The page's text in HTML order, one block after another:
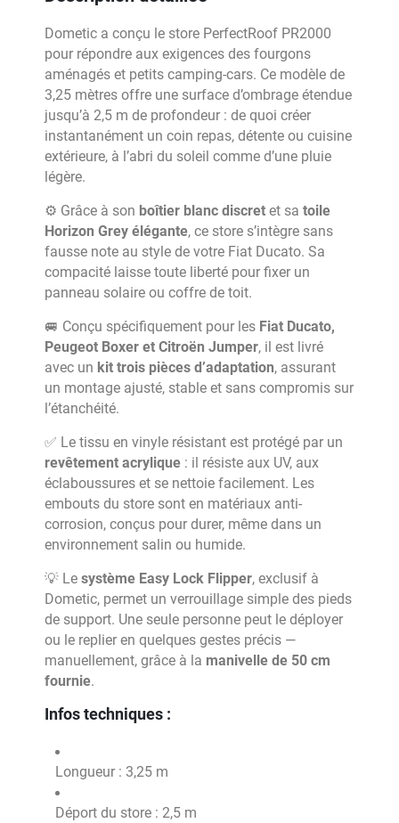
Dometic a conçu le store PerfectRoof PR2000
pour répondre aux exigences des fourgons
aménagés et petits camping-cars. Ce modèle de
3,25 mètres offre une surface d’ombrage étendue
jusqu’à 2,5 m de profondeur : de quoi créer
instantanément un coin repas, détente ou cuisine
extérieure, à l’abri du soleil comme d’une pluie
légère.
⚙️ Grâce à son boîtier blanc discret et sa toile
Horizon Grey élégante, ce store s’intègre sans
fausse note au style de votre Fiat Ducato. Sa
compacité laisse toute liberté pour fixer un
panneau solaire ou coffre de toit.
🚐 Conçu spécifiquement pour les Fiat Ducato,
Peugeot Boxer et Citroën Jumper, il est livré
avec un kit trois pièces d’adaptation, assurant
un montage ajusté, stable et sans compromis sur
l’étanchéité.
✅ Le tissu en vinyle résistant est protégé par un
revêtement acrylique : il résiste aux UV, aux
éclaboussures et se nettoie facilement. Les
embouts du store sont en matériaux anti-
corrosion, conçus pour durer, même dans un
environnement salin ou humide.
💡 Le système Easy Lock Flipper, exclusif à
Dometic, permet un verrouillage simple des pieds
de support. Une seule personne peut le déployer
ou le replier en quelques gestes précis —
manuellement, grâce à la manivelle de 50 cm
fournie.
Infos techniques :
Longueur : 3,25 m
Déport du store : 2,5 m